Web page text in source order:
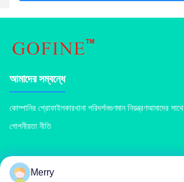
আমাদের সম্বন্ধে
কোম্পানির প্রোফাইলকারখানা পরিদর্শনগুণমান নিয়ন্ত্রণআমাদের
গোপনীয়তা নীতি
পণ্য
Merry